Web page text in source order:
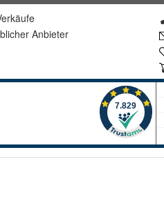
er Anbieter